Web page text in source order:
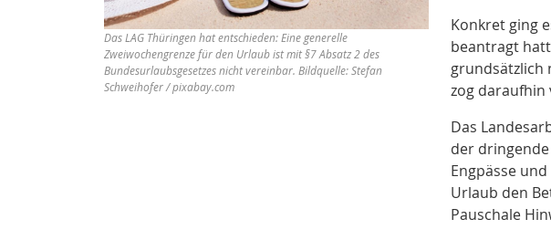
Das LAG Thüringen hat entschieden: Eine generelle
Zweiwochengrenze für den Urlaub ist mit §7 Absatz 2 des
Bundesurlaubsgesetzes nicht vereinbar. Bildquelle: Stefan
Schweihofer / pixabay.com
Konkret ging
beantragt
grundsätzlich
zog daraufhin
Das
der
Engpässe
Urlaub den
Pauschale